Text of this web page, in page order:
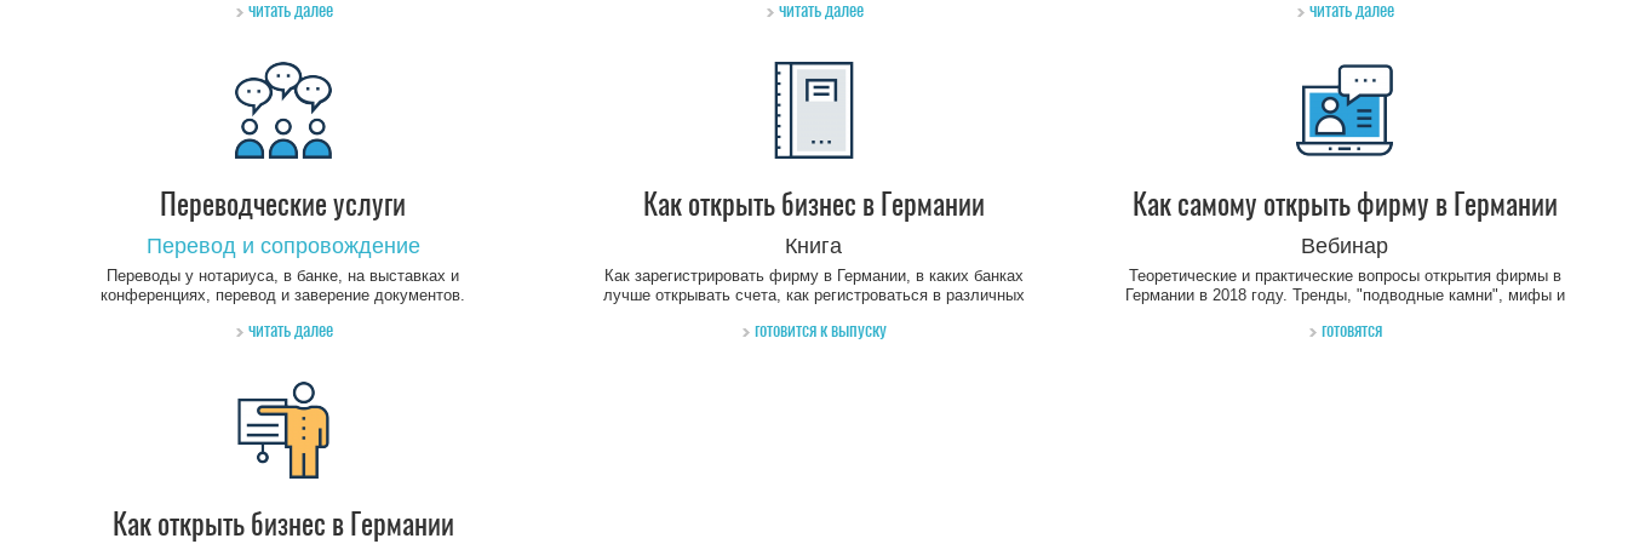
сайта.
читать далее
читать далее
читать далее
Переводческие услуги
Перевод и сопровождение
Переводы у нотариуса, в банке, на выставках и
конференциях, перевод и заверение документов.
читать далее
Как открыть бизнес в Германии
Книга
Как зарегистрировать фирму в Германии, в каких банках
лучше открывать счета, как регистроваться в различных
нанимать и увольнять сотрудников, какие страховки
готовится к выпуску
Как самому открыть фирму в Германии
Вебинар
Теоретические и практические вопросы открытия фирмы в
Германии в 2018 году. Тренды, "подводные камни", мифы и
готовятся
Как открыть бизнес в Германии